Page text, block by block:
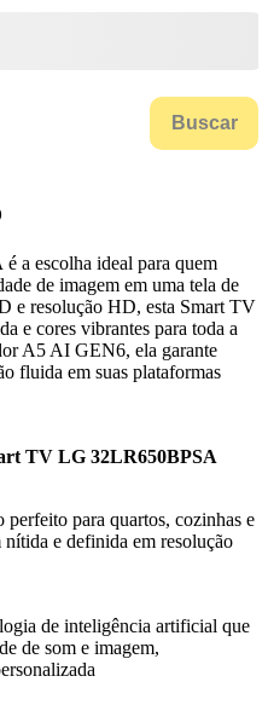
Buscar
é a escolha ideal para quem
de imagem em uma tela de
e resolução HD, esta Smart TV
e cores vibrantes para toda a
A5 AI GEN6, ela garante
fluida em suas plataformas
TV LG 32LR650BPSA
perfeito para quartos, cozinhas e
nítida e definida em resolução
de inteligência artificial que
de som e imagem,